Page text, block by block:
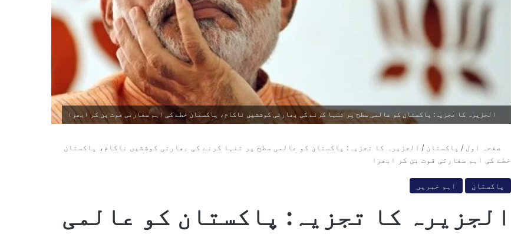
الجزیرہ کا تجزیہ: پاکستان کو عالمی سطح پر تنہا کرنے کی بھارتی کوششیں ناکام، پاکستان خطے کی اہم سفارتی قوت بن کر ابھرا
صفحہ اول / پاکستان / الجزیرہ کا تجزیہ: پاکستان کو عالمی سطح پر تنہا کرنے کی بھارتی کوششیں ناکام، پاکستان
خطے کی اہم سفارتی قوت بن کر ابھرا
پاکستان اہم خبریں
الجزیرہ کا تجزیہ: پاکستان کو عالمی